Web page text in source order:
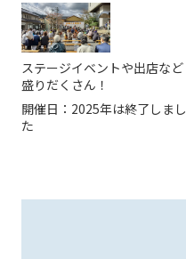
ステージイベントや出店など
盛りだくさん！
開催日： 2025年は終了しまし
た